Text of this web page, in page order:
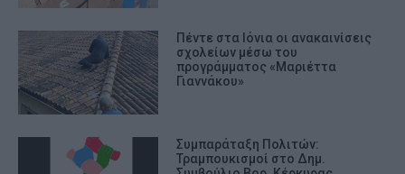
Πέντε στα Ιόνια οι ανακαινίσεις
σχολείων μέσω του
προγράμματος «Μαριέττα
Γιαννάκου»
Συμπαράταξη Πολιτών:
Τραμπουκισμοί στο Δημ.